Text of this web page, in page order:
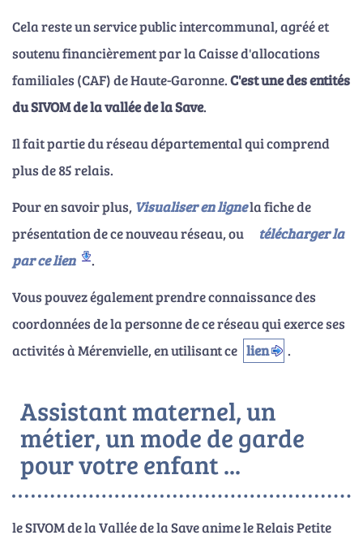
Cela reste un service public intercommunal, agréé et
soutenu financièrement par la Caisse d'allocations
familiales (CAF) de Haute-Garonne.C'est une des entités
du SIVOM de la vallée de la Save.
Il fait partie du réseau départemental qui comprend
plus de 85 relais.
Pour en savoir plus, Visualiser en lignela fiche de
présentation de ce nouveau réseau, ou
télécharger la
par ce lien
.
Vous pouvez également prendre connaissance des
coordonnées de la personne de ce réseau qui exerce ses
activités à Mérenvielle, en utilisant ce lien .
Assistant maternel, un
métier, un mode de garde
pour votre enfant ...
le SIVOM de la Vallée de la Save anime le Relais Petite